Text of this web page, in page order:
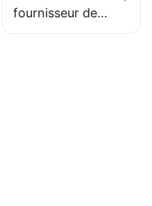
fournisseur de
luminaires LED